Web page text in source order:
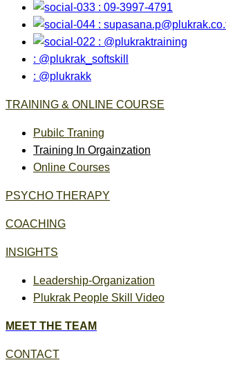
: 09-3997-4791
:
: @plukraktraining
: @plukrak_softskill
: @plukrakk
TRAINING & ONLINE COURSE
Pubilc Traning
Training In Orgainzation
Online Courses
PSYCHO THERAPY
COACHING
INSIGHTS
Leadership-Organization
Plukrak People Skill Video
MEET THE TEAM
CONTACT